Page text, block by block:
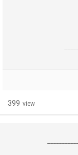
399 view